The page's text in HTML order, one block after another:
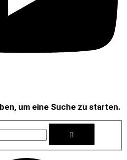
um eine Suche zu starten.